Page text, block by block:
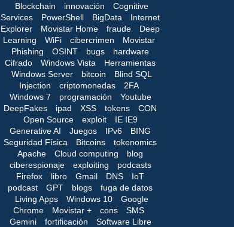
Blockchain innovación
Cognitive
Services
PowerShell BigData
Internet
Explorer
Movistar Home fraude
Deep
Learning
WiFi cibercrimen
Movistar
Phishing
OSINT bugs
hardware
Cifrado
Windows Vista
Herramientas
Windows Server
bitcoin
Blind SQL
Injection
criptomonedas
2FA
Windows 7
programación
Youtube
DeepFakes
ipad XSS tokens
CON
Open Source
exploit
IE IE9
Generative AI
Juegos IPv6
BING
Seguridad Física
Bitcoins
tokenomics
Apache
Cloud computing
blog
ciberespionaje
exploiting
podcasts
Firefox
libro Gmail DNS
IoT
podcast
GPT blogs
fuga de datos
Living Apps
Windows 10
Google
Chrome
Movistar + cons
SMS
Gemini
fortificación
Software Libre